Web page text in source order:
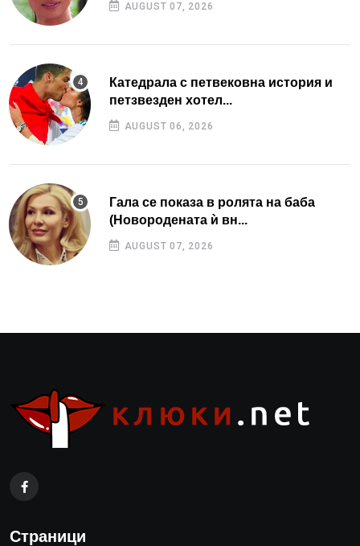
AUGUST 07, 2026
Катедрала с петвековна история и
петзвезден хотел...
AUGUST 06, 2026
Гала се показа в ролята на баба
(Новородената ѝ вн...
AUGUST 07, 2026
Страници